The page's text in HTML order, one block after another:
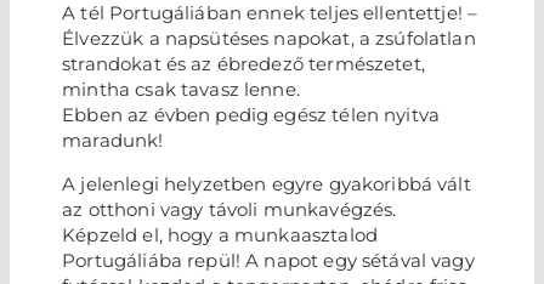
A tél Portugáliában ennek teljes ellentettje! –
Élvezzük a napsütéses napokat, a zsúfolatlan
strandokat és az ébredező természetet,
mintha csak tavasz lenne.
Ebben az évben pedig egész télen nyitva
maradunk!
A jelenlegi helyzetben egyre gyakoribbá vált
az otthoni vagy távoli munkavégzés.
Képzeld el, hogy a munkaasztalod
Portugáliába repül! A napot egy sétával vagy